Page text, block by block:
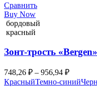
Сравнить
Buy Now
бордовый
красный
Зонт-трость «Bergen»
748,26 ₽ – 956,94 ₽
КрасныйТемно-синий